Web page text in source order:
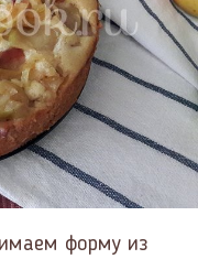
форму из